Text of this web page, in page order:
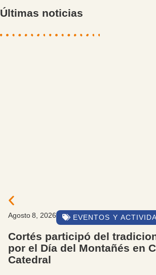
Últimas noticias
Agosto 8, 2026 GENERAL
Las seis delegaciones
madrugada ante la
las calles